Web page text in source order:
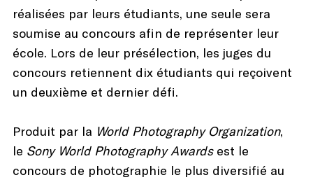
réalisées par leurs étudiants, une seule sera
soumise au concours afin de représenter leur
école. Lors de leur présélection, les juges du
concours retiennent dix étudiants qui reçoivent
un deuxième et dernier défi.
Produit par la World Photography Organization,
le Sony World Photography Awardsest le
concours de photographie le plus diversifié au